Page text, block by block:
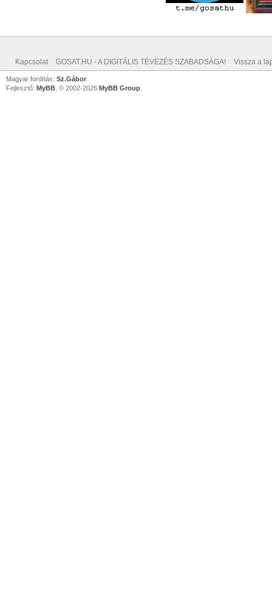
Kapcsolat GOSAT.HU - A DIGITÁLIS TÉVÉZÉS SZABADSÁGA! Vissza a
Magyar fordítás: Sz.Gábor
Fejlesztő: MyBB , © 2002-2026 MyBB Group